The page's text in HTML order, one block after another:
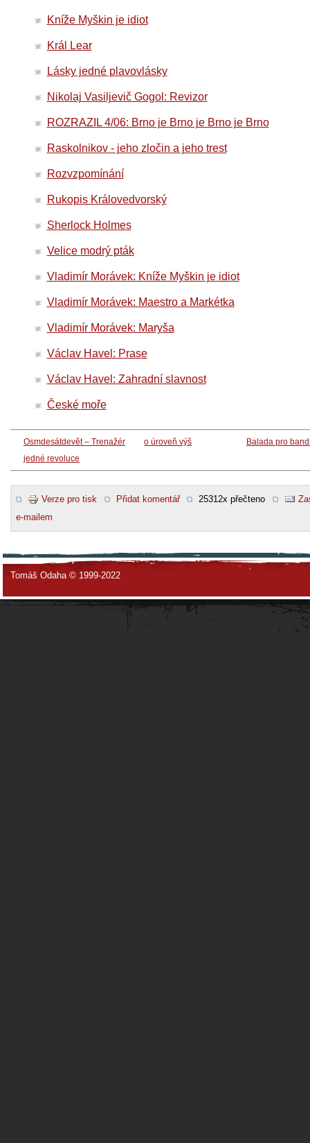
Kníže Myškin je idiot
Král Lear
Lásky jedné plavovlásky
Nikolaj Vasiljevič Gogol: Revizor
ROZRAZIL 4/06: Brno je Brno je Brno je Brno
Raskolnikov - jeho zločin a jeho trest
Rozvzpomínání
Rukopis Královedvorský
Sherlock Holmes
Velice modrý pták
Vladimír Morávek: Kníže Myškin je idiot
Vladimír Morávek: Maestro a Markétka
Vladimír Morávek: Maryša
Václav Havel: Prase
Václav Havel: Zahradní slavnost
České moře
Osmdesátdevět – Trenažér
jedné revoluce
o úroveň výš Balada pro
Verze pro tisk Přidat komentář 25312x přečteno
e-mailem
Tomáš Odaha © 1999-2022